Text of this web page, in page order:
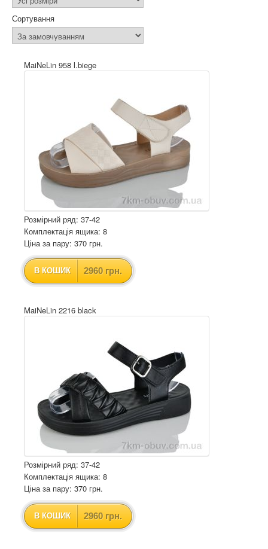
Сортування
MaiNeLin 958 l.biege
Розмірний ряд: 37-42
Комплектація ящика: 8
Ціна за пару: 370 грн.
В КОШИК 2960 грн.
MaiNeLin 2216 black
Розмірний ряд: 37-42
Комплектація ящика: 8
Ціна за пару: 370 грн.
В КОШИК 2960 грн.